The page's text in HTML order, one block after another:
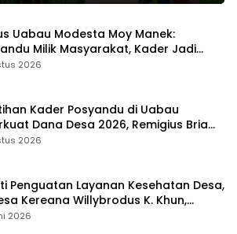
Uabau Modesta Moy Manek:
Milik Masyarakat, Kader Jadi
Tombak Perangi Stunting
2026
Kader Posyandu di Uabau
Dana Desa 2026, Remigius Bria
Transparansi dengan Libatkan
2026
Penguatan Layanan Kesehatan Desa,
Kereana Willybrodus K. Khun,
Penuh Pelatihan Kader Posyandu
2026